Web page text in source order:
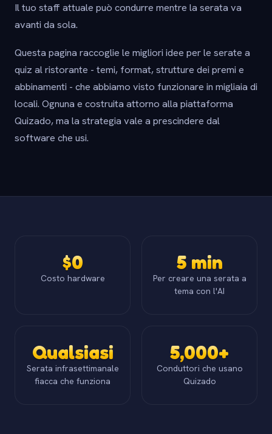
Il tuo staff attuale può condurre mentre la serata va
avanti da sola.
Questa pagina raccoglie le migliori idee per le serate a
quiz al ristorante - temi, format, strutture dei premi e
abbinamenti - che abbiamo visto funzionare in migliaia di
locali. Ognuna e costruita attorno alla piattaforma
Quizado, ma la strategia vale a prescindere dal
software che usi.
$0
Costo hardware
5 min
Per creare una serata a
tema con l'AI
Qualsiasi
Serata infrasettimanale
fiacca che funziona
5,000+
Conduttori che usano
Quizado